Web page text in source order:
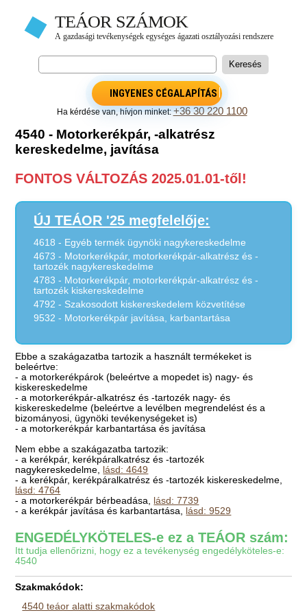
INGYENES CÉGALAPÍTÁS
Ha kérdése van, hívjon minket:+36 30 220 1100
4540 - Motorkerékpár, -alkatrész
kereskedelme, javítása
FONTOS VÁLTOZÁS 2025.01.01-től!
ÚJ TEÁOR '25 megfelelője:
4618 - Egyéb termék ügynöki nagykereskedelme
4673 - Motorkerékpár, motorkerékpár-alkatrész és -
tartozék nagykereskedelme
4783 - Motorkerékpár, motorkerékpár-alkatrész és -
tartozék kiskereskedelme
4792 - Szakosodott kiskereskedelem közvetítése
9532 - Motorkerékpár javítása, karbantartása
Ebbe a szakágazatba tartozik a használt termékeket is
beleértve:
- a motorkerékpárok (beleértve a mopedet is) nagy- és
kiskereskedelme
- a motorkerékpár-alkatrész és -tartozék nagy- és
kiskereskedelme (beleértve a levélben megrendelést és a
bizományosi, ügynöki tevékenységeket is)
- a motorkerékpár karbantartása és javítása
Nem ebbe a szakágazatba tartozik:
- a kerékpár, kerékpáralkatrész és -tartozék
nagykereskedelme, lásd: 4649
- a kerékpár, kerékpáralkatrész és -tartozék kiskereskedelme,
lásd: 4764
- a motorkerékpár bérbeadása, lásd: 7739
- a kerékpár javítása és karbantartása, lásd: 9529
ENGEDÉLYKÖTELES-e ez a TEÁOR szám:
Itt tudja ellenőrizni, hogy ez a tevékenység engedélyköteles-e:
4540
Szakmakódok:
4540 teáor alatti szakmakódok